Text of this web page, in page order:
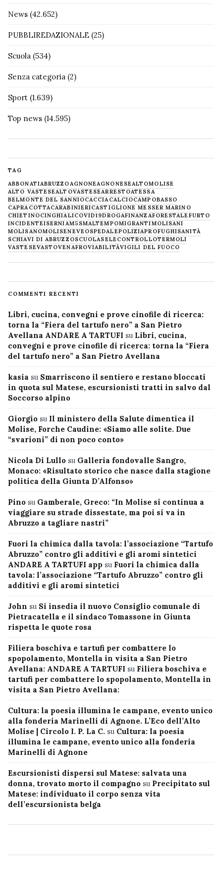
News (42.652)
PUBBLIREDAZIONALE (25)
Scuola (534)
Senza categoria (2)
Sport (1.639)
Top news (14.595)
TAG
ABBONATIABRUZZOAGNONEAGNONESEALTOMOLISE
ALTO VASTESEALTOVASTESEARRESTOATESSA
BELMONTE DEL SANNIOCACCIACALCIOCAMPOBASSO
CAPRACOTTACARABINIERICASTIGLIONE MESSER MARINO
CHIETINOCINGHIALICOVID19DROGAFINANZAFORESTALE FURTO
INCIDENTEISERNIAM5SMALTEMPOMIGRANTIMOLISANI
MOLISANOMOLISENEVE OSPEDALEPOLIZIAPROFUGHISANITÀ
SCHIAVI DI ABRUZZOSCUOLASELECONTROLLOTERMOLI
VASTESEVASTOVENAFROVIABILITÀVIGILI DEL FUOCO
COMMENTI RECENTI
Libri, cucina, convegni e prove cinofile di ricerca:
torna la “Fiera del tartufo nero” a San Pietro
Avellana ANDARE A TARTUFI su Libri, cucina,
convegni e prove cinofile di ricerca: torna la “Fiera
del tartufo nero” a San Pietro Avellana
kasia su Smarriscono il sentiero e restano bloccati
in quota sul Matese, escursionisti tratti in salvo dal
Soccorso alpino
Giorgio su Il ministero della Salute dimentica il
Molise, Forche Caudine: «Siamo alle solite. Due
“svarioni” di non poco conto»
Nicola Di Lullo su Galleria fondovalle Sangro,
Monaco: «Risultato storico che nasce dalla stagione
politica della Giunta D’Alfonso»
Pino su Gamberale, Greco: “In Molise si continua a
viaggiare su strade dissestate, ma poi si va in
Abruzzo a tagliare nastri”
Fuori la chimica dalla tavola: l’associazione “Tartufo
Abruzzo” contro gli additivi e gli aromi sintetici
ANDARE A TARTUFI app su Fuori la chimica dalla
tavola: l’associazione “Tartufo Abruzzo” contro gli
additivi e gli aromi sintetici
John su Si insedia il nuovo Consiglio comunale di
Pietracatella e il sindaco Tomassone in Giunta
rispetta le quote rosa
Filiera boschiva e tartufi per combattere lo
spopolamento, Montella in visita a San Pietro
Avellana: ANDARE A TARTUFI su Filiera boschiva e
tartufi per combattere lo spopolamento, Montella in
visita a San Pietro Avellana:
Cultura: la poesia illumina le campane, evento unico
alla fonderia Marinelli di Agnone. L’Eco dell’Alto
Molise | Circolo I. P. La C. su Cultura: la poesia
illumina le campane, evento unico alla fonderia
Marinelli di Agnone
Escursionisti dispersi sul Matese: salvata una
donna, trovato morto il compagno su Precipitato sul
Matese: individuato il corpo senza vita
dell’escursionista belga